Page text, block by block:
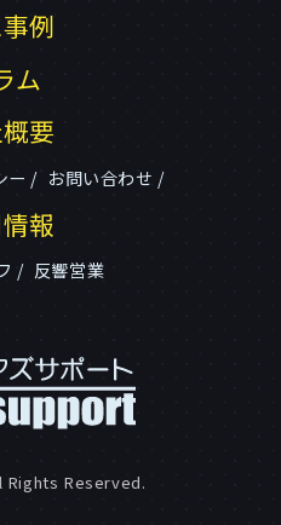
例
ム
要
ー お問い合わせ
報
反響営業
Reserved.